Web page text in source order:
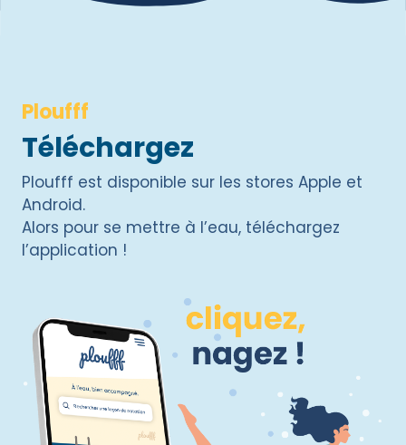
Ploufff
Téléchargez
Ploufff est disponible sur les stores Apple et
Android.
Alors pour se mettre à l’eau, téléchargez
l’application !